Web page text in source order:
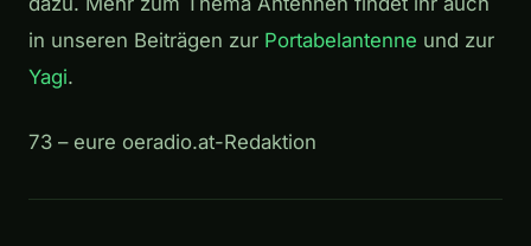
in unseren Beiträgen zur Portabelantenne und zur
Yagi.
73 – eure oeradio.at-Redaktion